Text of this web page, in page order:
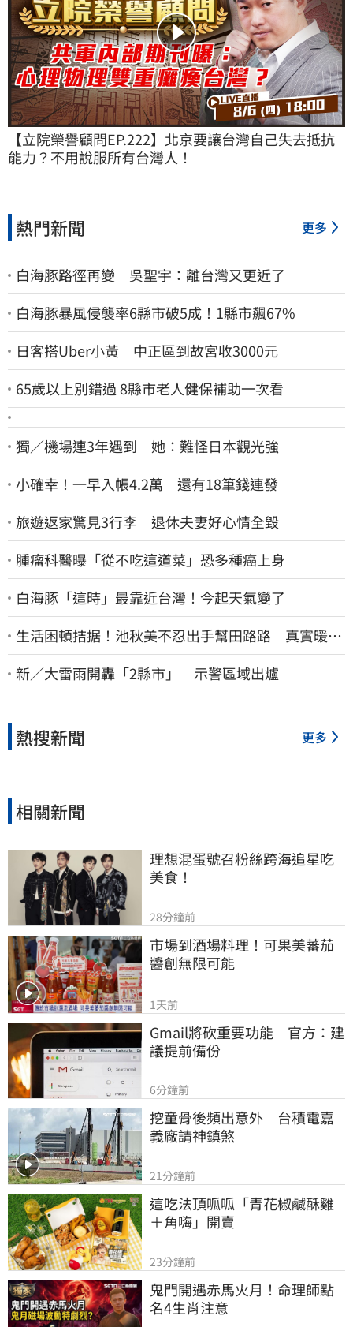
【立院榮譽顧問EP.222】北京要讓台灣自己失去抵抗
能力？不用說服所有台灣人！
熱門新聞 更多
白海豚路徑再變 吳聖宇：離台灣又更近了
白海豚暴風侵襲率6縣市破5成！1縣市飆67%
日客搭Uber小黃 中正區到故宮收3000元
65歲以上別錯過 8縣市老人健保補助一次看
獨／機場連3年遇到 她：難怪日本觀光強
小確幸！一早入帳4.2萬 還有18筆錢連發
旅遊返家驚見3行李 退休夫妻好心情全毀
腫瘤科醫曝「從不吃這道菜」恐多種癌上身
白海豚「這時」最靠近台灣！今起天氣變了
生活困頓拮据！池秋美不忍出手幫田路路 真實暖舉
曝光
新／大雷雨開轟「2縣市」 示警區域出爐
熱搜新聞 更多
相關新聞
理想混蛋號召粉絲跨海追星吃
美食！
28分鐘前
市場到酒場料理！可果美蕃茄
醬創無限可能
1天前
Gmail將砍重要功能　官方：建
議提前備份
6分鐘前
挖童骨後頻出意外　台積電嘉
義廠請神鎮煞
21分鐘前
這吃法頂呱呱「青花椒鹹酥雞
＋角嗨」開賣
23分鐘前
鬼門開遇赤馬火月！命理師點
名4生肖注意